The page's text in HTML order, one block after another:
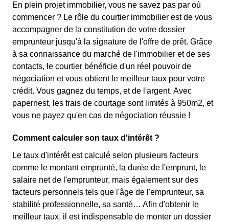
En plein projet immobilier, vous ne savez pas par où
commencer ? Le rôle du courtier immobilier est de vous
accompagner de la constitution de votre dossier
emprunteur jusqu'à la signature de l'offre de prêt. Grâce
à sa connaissance du marché de l'immobilier et de ses
contacts, le courtier bénéficie d'un réel pouvoir de
négociation et vous obtient le meilleur taux pour votre
crédit. Vous gagnez du temps, et de l'argent. Avec
papernest, les frais de courtage sont limités à 950m2, et
vous ne payez qu'en cas de négociation réussie !
Comment calculer son taux d'intérêt ?
Le taux d'intérêt est calculé selon plusieurs facteurs
comme le montant emprunté, la durée de l'emprunt, le
salaire net de l'emprunteur, mais également sur des
facteurs personnels tels que l'âge de l'emprunteur, sa
stabilité professionnelle, sa santé… Afin d'obtenir le
meilleur taux, il est indispensable de monter un dossier